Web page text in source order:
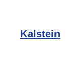
Kalstein